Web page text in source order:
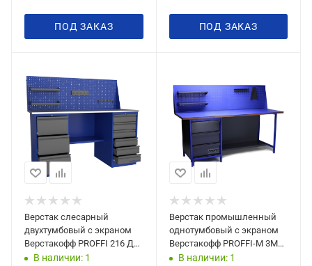
ПОД ЗАКАЗ ПОД ЗАКАЗ
Верстак слесарный
двухтумбовый с экраном
Верстакофф PROFFI 216 Д3
Д6 ЭВ наличии: 1
Верстак промышленный
однотумбовый с экраном
Верстакофф PROFFI-M 3МД
ОПС2Д-Э
В наличии: 1